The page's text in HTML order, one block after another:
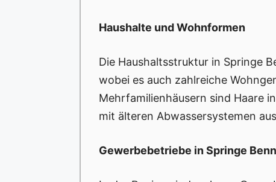
Haushalte und Wohnformen
Die Haushaltsstruktur in Springe
wobei es auch zahlreiche
Mehrfamilienhäusern sind Haare
mit älteren Abwassersystemen
Gewerbebetriebe in Springe